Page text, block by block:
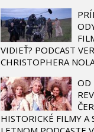
VIDIEŤ? PODCAST
CHRISTOPHERA
OD
HISTORICKÉ FILMY A